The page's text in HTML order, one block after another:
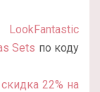
LookFantastic
Sets по коду
22% на